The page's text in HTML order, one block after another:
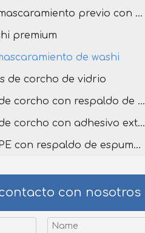
Papel de enmascaramiento previo con cinta adhesiva
premium
de washi
de corcho de vidrio
Almohadilla de corcho con respaldo de espuma de PVC
Almohadilla de corcho con adhesivo extraíble
Almohadilla PE con respaldo de espuma de PVC
con nosotros